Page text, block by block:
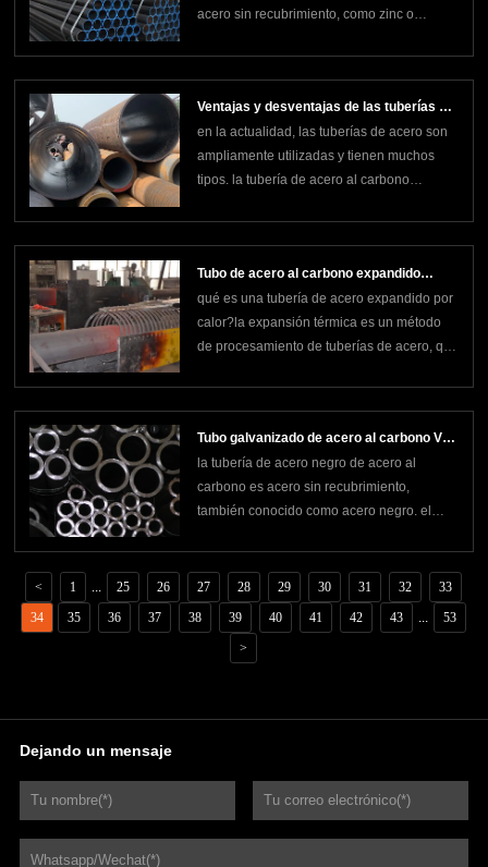
acero sin recubrimiento, como zinc o
acero negro.es la tubería negra acero
dulce?las tubería
Ventajas y desventajas de las tuberías de
acero al carbono expandidas
térmicamente
en la actualidad, las tuberías de acero son
ampliamente utilizadas y tienen muchos
tipos. la tubería de acero al carbono
es una explicación detallada de las
ventajas y desvent
Tubo de acero al carbono expandido
térmicamente
qué es una tubería de acero expandido por
calor?la expansión térmica es un método
de procesamiento de tuberías de acero, que
mecánicas de las tuberías de acero al
carbono expandidas té
Tubo galvanizado de acero al carbono VS
Tubo negro de acero al carbono
la tubería de acero negro de acero al
carbono es acero sin recubrimiento,
también conocido como acero negro. el
proceso de fabricación. cuando se forja una
tubería de acero, se forma una escama
negra en su superficie,
< 1 ... 25 26 27 28 29 30 31 32
33
34
35 36 37 38 39 40 41 42 43 ...
53
>
Dejando un mensaje